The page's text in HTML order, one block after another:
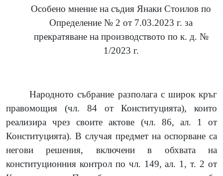
Особено мнение на съдия Янаки Стоилов по
Определение № 2 от 7.03.2023 г. за
прекратяване на производството по к. д. №
1/2023 г.
Народното събрание разполага с широк кръг
правомощия (чл. 84 от Конституцията), които
реализира чрез своите актове (чл. 86, ал. 1 от
Конституцията). В случая предмет на оспорване са
негови решения, включени в обхвата на
конституционния контрол по чл. 149, ал. 1, т. 2 от